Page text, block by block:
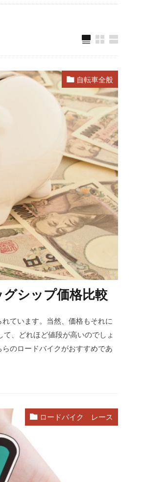
自転車全般
シップ価格比較
ています。当然、価格もそれに
、どれほど値段が高いのでしょ
のロードバイクがおすすめであ
ロードバイク レース